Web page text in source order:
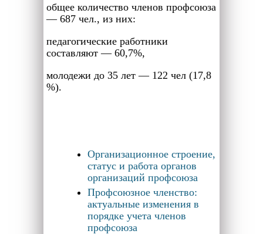
общее количество членов профсоюза
— 687 чел., из них:
педагогические работники
составляют — 60,7%,
молодежи до 35 лет — 122 чел (17,8
%).
Организационное строение,
статус и работа органов
организаций профсоюза
Профсоюзное членство:
актуальные изменения в
порядке учета членов
профсоюза